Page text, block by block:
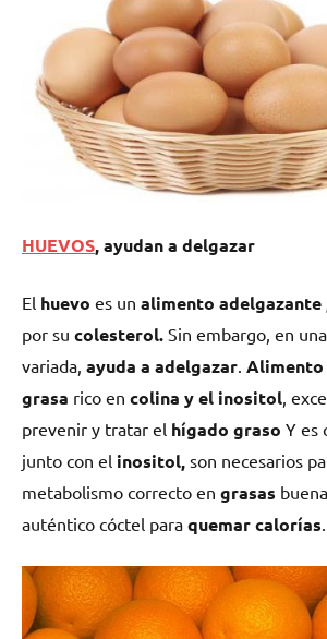
HUEVOS, ayudan a delgazar
El huevo es un alimento adelgazante
por su colesterol. Sin embargo, en una
variada, ayuda a adelgazar Alimento
grasa rico en colina y el inositol ,
prevenir y tratar el hígado graso Y es
junto con el inositol, son necesarios
metabolismo correcto en grasas
auténtico cóctel para quemar calorías